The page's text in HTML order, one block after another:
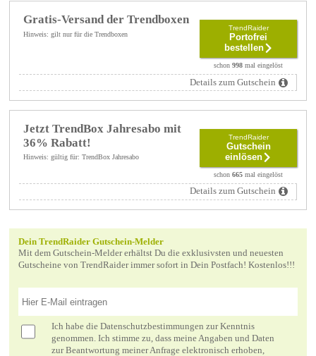
Gratis-Versand der Trendboxen
Hinweis: gilt nur für die Trendboxen
TrendRaider
Portofrei
bestellen
schon998 mal eingelöst
Details zum Gutschein
Jetzt TrendBox Jahresabo mit
36% Rabatt!
Hinweis: gültig für: TrendBox Jahresabo
TrendRaider
Gutschein
einlösen
schon665 mal eingelöst
Details zum Gutschein
Dein TrendRaider Gutschein-Melder
Mit dem Gutschein-Melder erhältst Du die exklusivsten und neuesten
Gutscheine von TrendRaider immer sofort in Dein Postfach! Kostenlos!!!
Ich habe die Datenschutzbestimmungen zur Kenntnis
genommen. Ich stimme zu, dass meine Angaben und Daten
zur Beantwortung meiner Anfrage elektronisch erhoben,